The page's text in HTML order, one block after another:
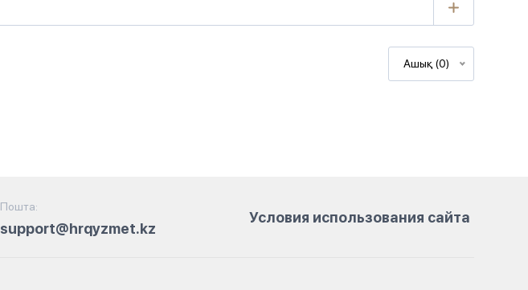
Ашық (0)
Пошта:
support@hrqyzmet.kz
Условия использования сайта